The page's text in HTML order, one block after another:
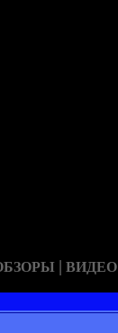
| ВИДЕО